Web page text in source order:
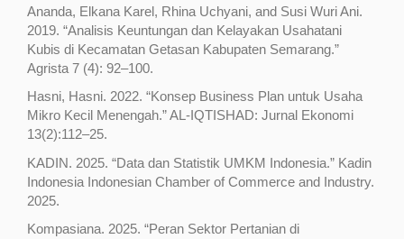
Ananda, Elkana Karel, Rhina Uchyani, and Susi Wuri Ani.
2019. “Analisis Keuntungan dan Kelayakan Usahatani
Kubis di Kecamatan Getasan Kabupaten Semarang.”
Agrista 7 (4): 92–100.
Hasni, Hasni. 2022. “Konsep Business Plan untuk Usaha
Mikro Kecil Menengah.” AL-IQTISHAD: Jurnal Ekonomi
13(2):112–25.
KADIN. 2025. “Data dan Statistik UMKM Indonesia.” Kadin
Indonesia Indonesian Chamber of Commerce and Industry.
2025.
Kompasiana. 2025. “Peran Sektor Pertanian di